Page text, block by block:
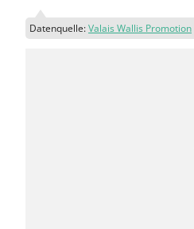
Datenquelle:Valais Wallis Promotion